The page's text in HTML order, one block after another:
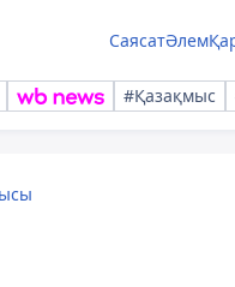
СаясатӘлем
#Қазақмыс